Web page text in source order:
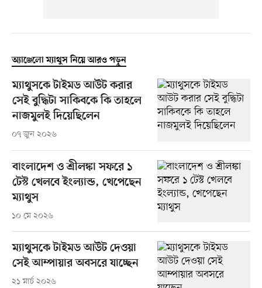
অ্যাঞ্জেলো ম্যাথুস নিয়ে আরও পড়ুন
ম্যাথুসকে টাইমড আউট করার
সেই বুদ্ধিটা সাকিবকে কি তাহলে
নাজমুলই দিয়েছিলেন
০৭ জুন ২০২৬
বাংলাদেশ ও শ্রীলঙ্কা সফরে ১
টেস্ট খেলবে ইংল্যান্ড, খেপেছেন
ম্যাথুস
১০ মে ২০২৬
ম্যাথুসকে টাইমড আউট দেওয়া
সেই আম্পায়ার অবসরে যাচ্ছেন
২১ মার্চ ২০২৬